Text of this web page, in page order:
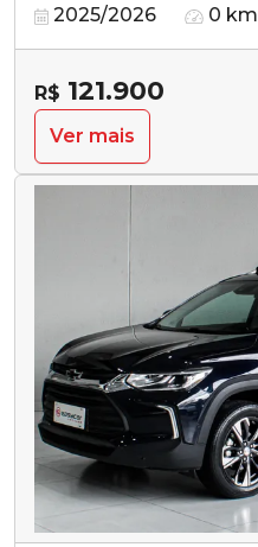
2025/2026 0 km
R$ 121.900
Ver mais